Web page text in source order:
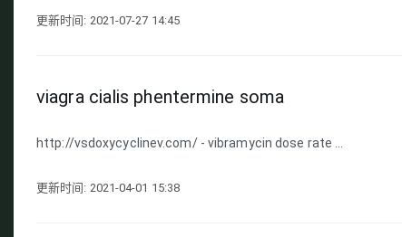
更新时间: 2021-07-27 14:45
viagra cialis phentermine soma
http://vsdoxycyclinev.com/ - vibramycin dose rate ...
更新时间: 2021-04-01 15:38